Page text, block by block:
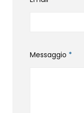
Messaggio *